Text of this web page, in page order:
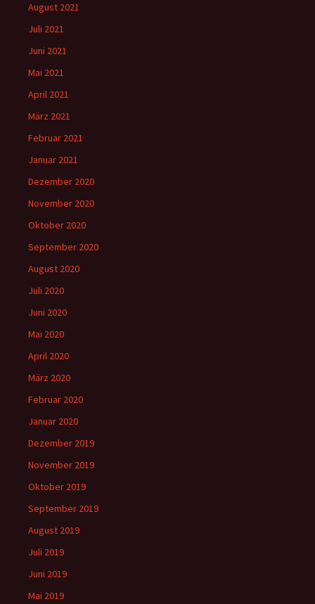
August 2021
Juli 2021
Juni 2021
Mai 2021
April 2021
März 2021
Februar 2021
Januar 2021
Dezember 2020
November 2020
Oktober 2020
September 2020
August 2020
Juli 2020
Juni 2020
Mai 2020
April 2020
März 2020
Februar 2020
Januar 2020
Dezember 2019
November 2019
Oktober 2019
September 2019
August 2019
Juli 2019
Juni 2019
Mai 2019